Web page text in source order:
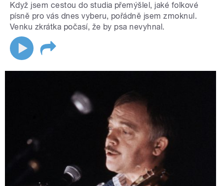
Když jsem cestou do studia přemýšlel, jaké folkové
písně pro vás dnes vyberu, pořádně jsem zmoknul.
Venku zkrátka počasí, že by psa nevyhnal.